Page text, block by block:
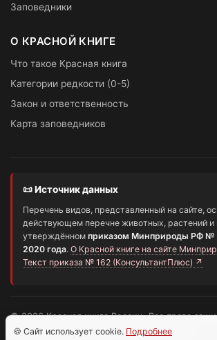
Заповедники
О КРАСНОЙ КНИГЕ
Что такое Красная книга
Категории редкости (0-5)
Закон и ответственность
Карта заповедников
📜 Источник данных
Перечень видов, представленный на сайте,
действующем перечне животных, растений и
утверждённом приказом Минприроды РФ №
2020 года. О Красной книге на сайте
Текст приказа № 162 (КонсультантПлюс) ↗
© 2026 Красная книга России. Все права
Информационный портал о редких видах
🍪 Сайт использует cookie. Подробнее